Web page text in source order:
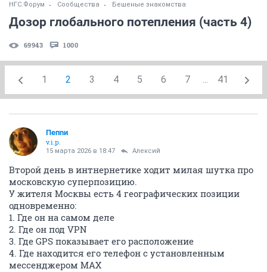
НГС.Форум Сообщества Бешеные знакомства
Дозор глобального потепления (часть 4)
69943 1000
1 2 3 4 5 6 7 ... 41
Пепnи
v.i.p.
15 марта 2026 в 18:47 Алексий
Второй день в интнернетике ходит милая шутка про
московскую суперпозицию.
У жителя Москвы есть 4 географических позиции
одновременно:
1. Где он на самом деле
2. Где он под VPN
3. Где GPS показывает его расположение
4. Где находится его телефон с установленным
мессенджером MAX